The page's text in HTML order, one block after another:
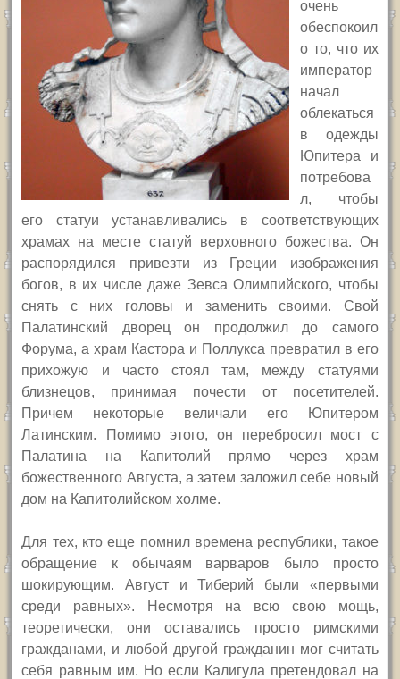
очень
обеспокоил
о то, что их
император
начал
облекаться
в одежды
Юпитера и
потребова
л, чтобы
его статуи устанавливались в соответствующих
храмах на месте статуй верховного божества. Он
распорядился привезти из Греции изображения
богов, в их числе даже Зевса Олимпийского, чтобы
снять с них головы и заменить своими. Свой
Палатинский дворец он продолжил до самого
Форума, а храм Кастора и Поллукса превратил в его
прихожую и часто стоял там, между статуями
близнецов, принимая почести от посетителей.
Причем некоторые величали его Юпитером
Латинским. Помимо этого, он перебросил мост с
Палатина на Капитолий прямо через храм
божественного Августа, а затем заложил себе новый
дом на Капитолийском холме.
Для тех, кто еще помнил времена республики, такое
обращение к обычаям варваров было просто
шокирующим. Август и Тиберий были «первыми
среди равных». Несмотря на всю свою мощь,
теоретически, они оставались просто римскими
гражданами, и любой другой гражданин мог считать
себя равным им. Но если Калигула претендовал на